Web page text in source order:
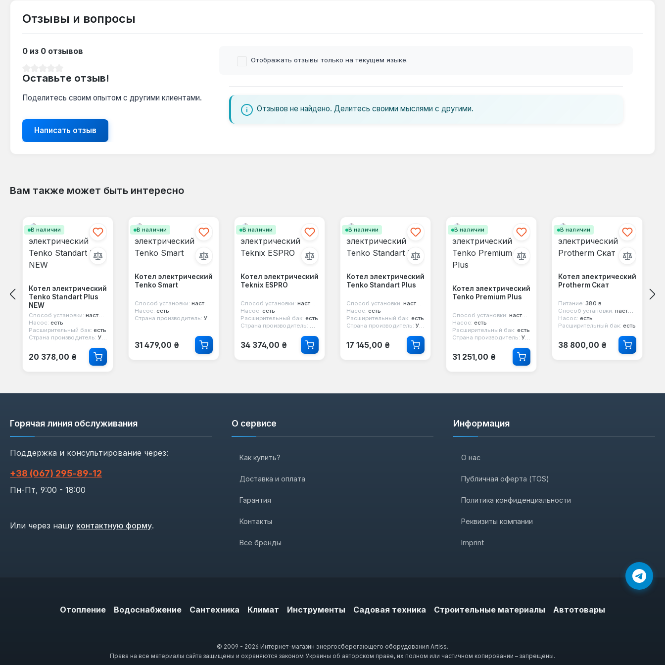
Отзывы и вопросы
0 из 0 отзывов
Оставьте отзыв!
Поделитесь своим опытом с другими клиентами.
Написать отзыв
Отображать отзывы только на текущем языке.
Отзывов не найдено. Делитесь своими мыслями с другими.
Вам также может быть интересно
В наличии
Котел электрический
Tenko Standart Plus
NEW
Способ установки: настенный
Насос: есть
Расширительный бак: есть
Страна производитель: Украина
Обычная цена:
20 378,00 ₴
В наличии
Котел электрический
Tenko Smart
Способ установки: настенный
Насос: есть
Страна производитель: Украина
Обычная цена:
31 479,00 ₴
В наличии
Котел электрический
Teknix ESPRO
Способ установки: настенный
Насос: есть
Расширительный бак: есть
Страна производитель:
Обычная цена:
34 374,00 ₴
В наличии
Котел электрический
Tenko Standart Plus
Способ установки: настенный
Насос: есть
Расширительный бак: есть
Страна производитель: Украина
Обычная цена:
17 145,00 ₴
В наличии
Котел электрический
Tenko Premium Plus
Способ установки: настенный
Насос: есть
Расширительный бак: есть
Страна производитель: Украина
Обычная цена:
31 251,00 ₴
В наличии
Котел электрический
Protherm Скат
Питание: 380 в
Способ установки: настенный
Насос: есть
Расширительный бак: есть
Обычная цена:
38 800,00 ₴
Горячая линия обслуживания
Поддержка и консультирование через:
+38 (067) 295‑89‑12
Пн-Пт, 9:00 - 18:00
Или через нашу контактную форму.
О сервисе
Как купить?
Доставка и оплата
Гарантия
Контакты
Все бренды
Информация
О нас
Публичная оферта (TOS)
Политика конфиденциальности
Реквизиты компании
Imprint
Отопление Водоснабжение Сантехника Климат Инструменты Садовая техника Строительные материалы Автотовары
© 2009 - 2026 Интернет-магазин энергосберегающего оборудования Artiss.
Права на все материалы сайта защищены и охраняются законом Украины об авторском праве, их полном или частичном копировании – запрещены.